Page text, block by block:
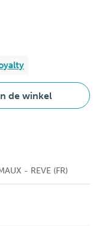
de winkel
- REVE (FR)